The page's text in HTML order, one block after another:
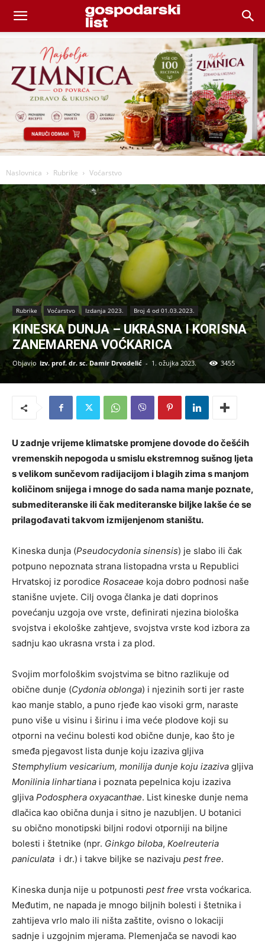
Naslovnica Rubrike Voćarstvo
Rubrike Voćarstvo Izdanja 2023. Broj 4 od 01.03.2023.
KINESKA DUNJA – UKRASNA I KORISNA
ZANEMARENA VOĆKARICA
Objavio izv. prof. dr. sc. Damir Drvodelić - 1. ožujka 2023. 3455
U zadnje vrijeme klimatske promjene dovode do češćih
vremenskih nepogoda u smislu ekstremnog sušnog ljeta
s velikom sunčevom radijacijom i blagih zima s manjom
količinom snijega i mnoge do sada nama manje poznate,
submediteranske ili čak mediteranske biljke lakše će se
prilagođavati takvom izmijenjenom staništu.
Kineska dunja (Pseudocydonia sinensis) je slabo ili čak
potpuno nepoznata strana listopadna vrsta u Republici
Hrvatskoj iz porodice Rosaceae koja dobro podnosi naše
stanišne uvjete. Cilj ovoga članka je dati doprinos
povećanju uzgoja ove vrste, definirati njezina biološka
svojstva i ekološke zahtjeve, svojstva vrste kod izbora za
sadnju kao ukrasna vrsta i za plod.
Svojim morfološkim svojstvima se bitno razlikuje od
obične dunje (Cydonia oblonga) i njezinih sorti jer raste
kao manje stablo, a puno rjeđe kao visoki grm, naraste
puno više u visinu i širinu i ima veće plodove koji su
otporni na većinu bolesti kod obične dunje, kao što je
smeđa pjegavost lista dunje koju izaziva gljiva
Stemphylium vesicarium, monilija dunje koju izaziva gljiva
Monilinia linhartiana i poznata pepelnica koju izaziva
gljiva Podosphera oxyacanthae. List kineske dunje nema
dlačica kao obična dunja i sitno je nazubljen. U botanici
su obično monotipski biljni rodovi otporniji na biljne
bolesti i štetnike (npr. Ginkgo biloba, Koelreuteria
paniculata i dr.) i takve biljke se nazivaju pest free.
Kineska dunja nije u potpunosti pest free vrsta voćkarica.
Međutim, ne napada je mnogo biljnih bolesti i štetnika i
zahtijeva vrlo malo ili ništa zaštite, ovisno o lokaciji
sadnje i uzgojnim mjerama. Plemenjača se navodi kao